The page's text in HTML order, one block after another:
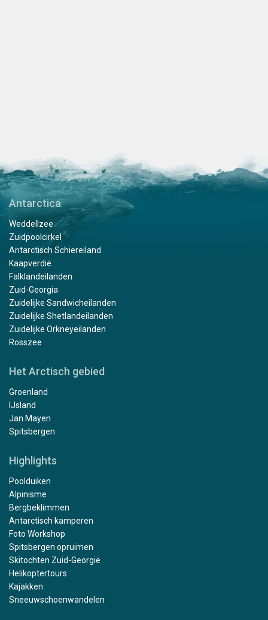
Antarctica
Weddellzee
Zuidpoolcirkel
Antarctisch Schiereiland
Kaapverdië
Falklandeilanden
Zuid-Georgia
Zuidelijke Sandwicheilanden
Zuidelijke Shetlandeilanden
Zuidelijke Orkneyeilanden
Rosszee
Het Arctisch gebied
Groenland
IJsland
Jan Mayen
Spitsbergen
Highlights
Poolduiken
Alpinisme
Bergbeklimmen
Antarctisch kamperen
Foto Workshop
Spitsbergen opruimen
Skitochten Zuid-Georgië
Helikoptertours
Kajakken
Sneeuwschoenwandelen